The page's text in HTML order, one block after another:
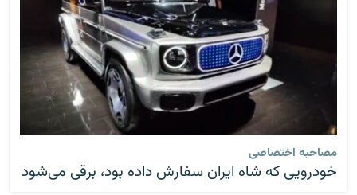
مصاحبه اختصاصی
خودرویی که شاه ایران سفارش داده بود، برقی می‌شود